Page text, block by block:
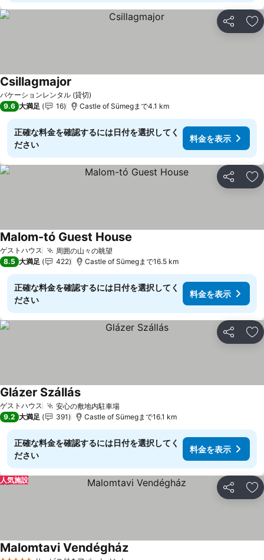
シェア お
バケーションレンタル (貸切)
Csillagmajor
9.6 大満足 16 Castle of Sümegまで4.1 km
正確な料金を確認するには日付を選択してく
ださい
料金を表示
シェア お
ゲストハウス 周囲の山々の眺望
Malom-tó Guest House
8.5 大満足 422 Castle of Sümegまで16.5 km
正確な料金を確認するには日付を選択してく
ださい
料金を表示
シェア お
ゲストハウス 安心の敷地内駐車場
Glázer Szállás
9.2 大満足 391 Castle of Sümegまで16.1 km
正確な料金を確認するには日付を選択してく
ださい
料金を表示
シェア お
人気施設
Malomtavi Vendégház